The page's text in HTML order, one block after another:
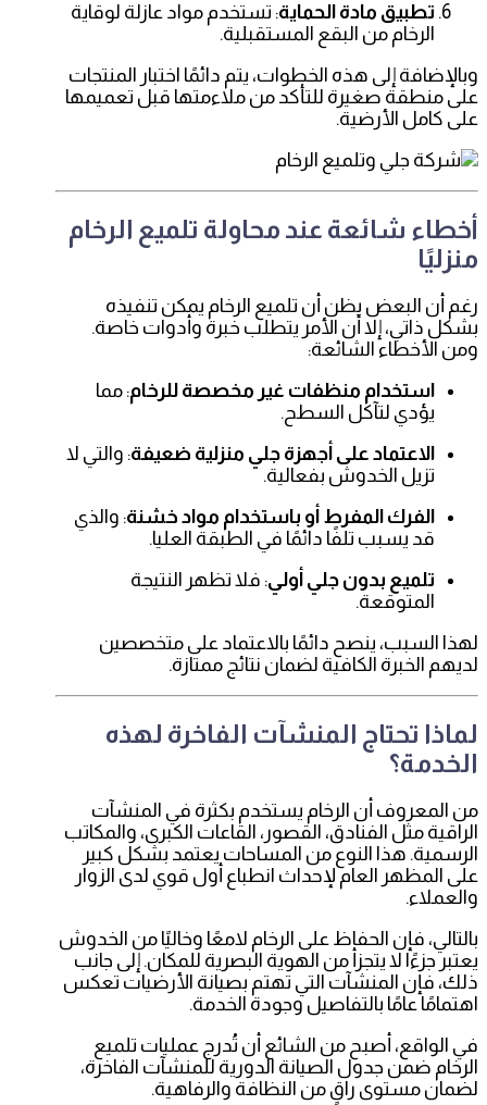
تطبيق مادة الحماية: تستخدم مواد عازلة لوقاية
الرخام من البقع المستقبلية.
وبالإضافة إلى هذه الخطوات، يتم دائمًا اختبار المنتجات
على منطقة صغيرة للتأكد من ملاءمتها قبل تعميمها
على كامل الأرضية.
أخطاء شائعة عند محاولة تلميع الرخام
منزليًا
رغم أن البعض يظن أن تلميع الرخام يمكن تنفيذه
بشكل ذاتي، إلا أن الأمر يتطلب خبرة وأدوات خاصة.
ومن الأخطاء الشائعة:
استخدام منظفات غير مخصصة للرخام: مما
يؤدي لتآكل السطح.
الاعتماد على أجهزة جلي منزلية ضعيفة: والتي لا
تزيل الخدوش بفعالية.
الفرك المفرط أو باستخدام مواد خشنة: والذي
قد يسبب تلفًا دائمًا في الطبقة العليا.
تلميع بدون جلي أولي: فلا تظهر النتيجة
المتوقعة.
لهذا السبب، ينصح دائمًا بالاعتماد على متخصصين
لديهم الخبرة الكافية لضمان نتائج ممتازة.
لماذا تحتاج المنشآت الفاخرة لهذه
الخدمة؟
من المعروف أن الرخام يستخدم بكثرة في المنشآت
الراقية مثل الفنادق، القصور، القاعات الكبرى، والمكاتب
الرسمية. هذا النوع من المساحات يعتمد بشكل كبير
على المظهر العام لإحداث انطباع أول قوي لدى الزوار
والعملاء.
بالتالي، فإن الحفاظ على الرخام لامعًا وخاليًا من الخدوش
يعتبر جزءًا لا يتجزأ من الهوية البصرية للمكان. إلى جانب
ذلك، فإن المنشآت التي تهتم بصيانة الأرضيات تعكس
اهتمامًا عامًا بالتفاصيل وجودة الخدمة.
في الواقع، أصبح من الشائع أن تُدرج عمليات تلميع
الرخام ضمن جدول الصيانة الدورية للمنشآت الفاخرة،
لضمان مستوى راقٍ من النظافة والرفاهية.